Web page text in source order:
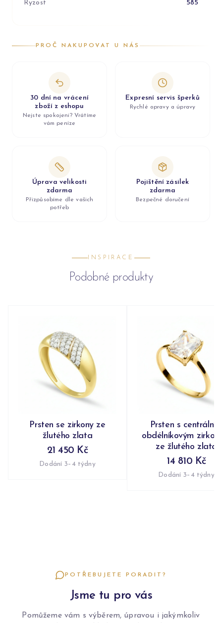
Ryzost 585
PROČ NAKUPOVAT U NÁS
30 dní na vrácení
zboží z eshopu
Nejste spokojeni? Vrátíme
vám peníze
Expresní servis šperků
Rychlé opravy a úpravy
Úprava velikosti
zdarma
Přizpůsobíme dle vašich
potřeb
Pojištění zásilek
zdarma
Bezpečné doručení
INSPIRACE
Podobné produkty
Prsten se zirkony ze
žlutého zlata
21 450 Kč
Dodání 3–4 týdny
Prsten s
obdélníkovým
ze žlutého zlata
14 810 Kč
Dodání 3–4 týdny
POTŘEBUJETE PORADIT?
Jsme tu pro vás
Pomůžeme vám s výběrem, úpravou i jakýmkoliv